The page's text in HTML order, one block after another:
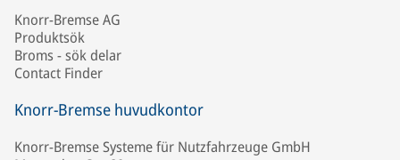
Knorr-Bremse AG
Produktsök
Broms - sök delar
Contact Finder
Knorr-Bremse huvudkontor
Knorr-Bremse Systeme für Nutzfahrzeuge GmbH